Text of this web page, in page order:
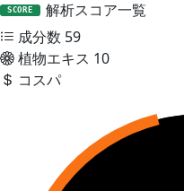
SCORE
解析スコア一覧
成分数 59
植物エキス 10
コスパ